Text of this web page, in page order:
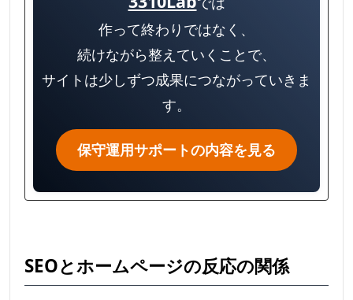
作って終わりではなく、
続けながら整えていくことで、
サイトは少しずつ成果につながっていきま
す。
保守運用サポートの内容を見る
SEOとホームページの反応の関係